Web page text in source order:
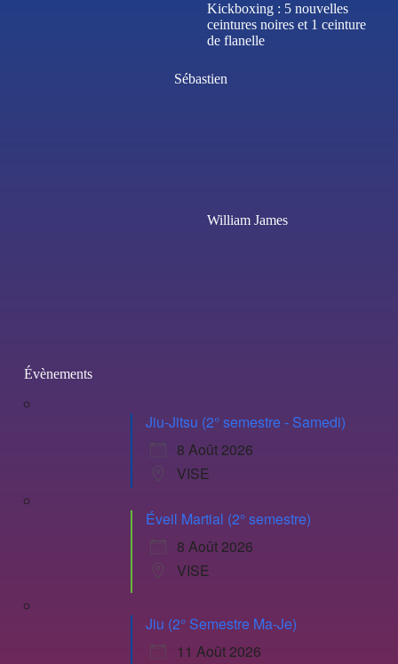
Kickboxing : 5 nouvelles
ceintures noires et 1 ceinture
de flanelle
Sébastien
William James
Évènements
Jiu-Jitsu (2° semestre - Samedi)
8 Août 2026
VISE
Éveil Martial (2° semestre)
8 Août 2026
VISE
Jiu (2° Semestre Ma-Je)
11 Août 2026